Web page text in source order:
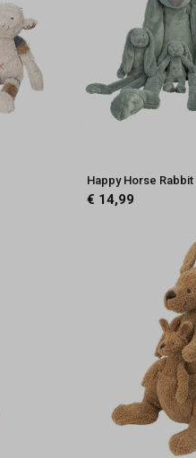
Happy Horse Rabbit
€ 14,99